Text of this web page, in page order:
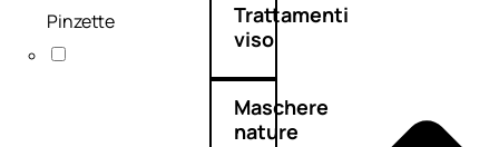
Trattamenti
viso
Maschere
nature
Pinzette